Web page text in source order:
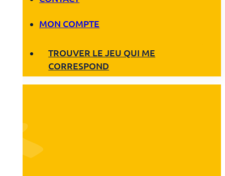
MON COMPTE
TROUVER LE JEU QUI ME
CORRESPOND